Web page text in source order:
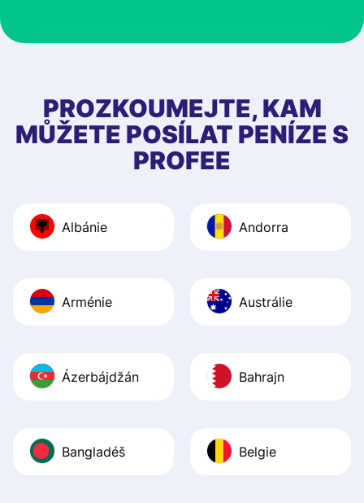
at Profee is very
first started
app, and they
quick to provide
Recommend it!
PROZKOUMEJTE, KAM
MŮŽETE POSÍLAT PENÍZE S
PROFEE
Albánie Andorra
Arménie Austrálie
Ázerbájdžán Bahrajn
Bangladéš Belgie